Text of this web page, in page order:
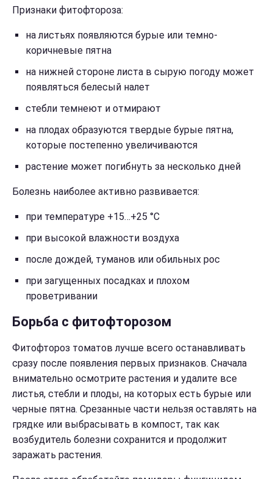
Признаки фитофтороза:
на листьях появляются бурые или темно-
коричневые пятна
на нижней стороне листа в сырую погоду может
появляться белесый налет
стебли темнеют и отмирают
на плодах образуются твердые бурые пятна,
которые постепенно увеличиваются
растение может погибнуть за несколько дней
Болезнь наиболее активно развивается:
при температуре +15…+25 °C
при высокой влажности воздуха
после дождей, туманов или обильных рос
при загущенных посадках и плохом
проветривании
Борьба с фитофторозом
Фитофтороз томатов лучше всего останавливать
сразу после появления первых признаков. Сначала
внимательно осмотрите растения и удалите все
листья, стебли и плоды, на которых есть бурые или
черные пятна. Срезанные части нельзя оставлять на
грядке или выбрасывать в компост, так как
возбудитель болезни сохранится и продолжит
заражать растения.